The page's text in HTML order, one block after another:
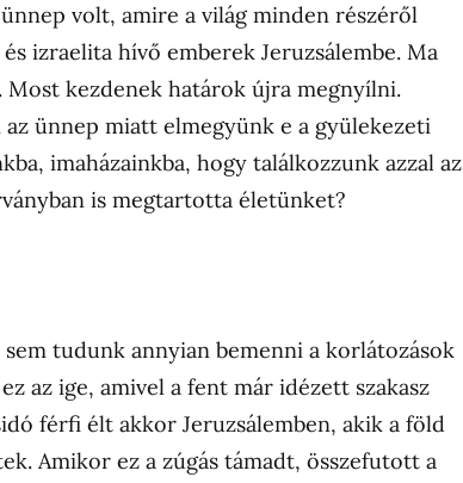
volt, amire a világ minden részéről
izraelita hívő emberek Jeruzsálembe. Ma
Most kezdenek határok újra megnyílni.
ünnep miatt elmegyünk e a gyülekezeti
imaházainkba, hogy találkozzunk azzal az
is megtartotta életünket?
tudunk annyian bemenni a korlátozások
az ige, amivel a fent már idézett szakasz
férfi élt akkor Jeruzsálemben, akik a föld
Amikor ez a zúgás támadt, összefutott a